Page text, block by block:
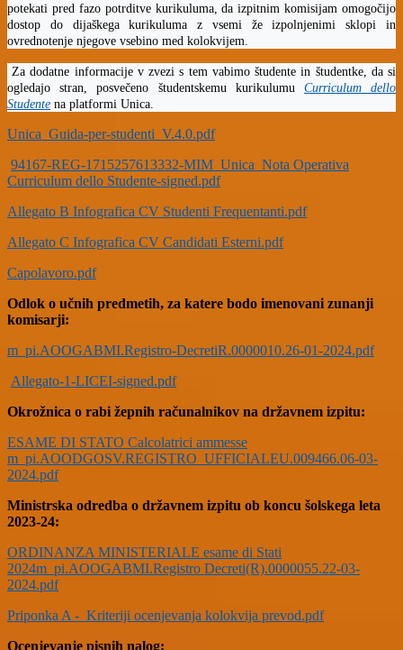
potekati pred fazo potrditve kurikuluma, da izpitnim komisijam omogočijo
dostop do dijaškega kurikuluma z vsemi že izpolnjenimi sklopi in
ovrednotenje njegove vsebino med kolokvijem.
Za dodatne informacije v zvezi s tem vabimo študente in študentke, da si
ogledajo stran, posvečeno študentskemu kurikulumu Curriculum dello
Studente na platformi Unica.
Unica_Guida-per-studenti_V.4.0.pdf
94167-REG-1715257613332-MIM_Unica_Nota Operativa
Curriculum dello Studente-signed.pdf
Allegato B Infografica CV Studenti Frequentanti.pdf
Allegato C Infografica CV Candidati Esterni.pdf
Capolavoro.pdf
Odlok o učnih predmetih, za katere bodo imenovani zunanji
komisarji:
m_pi.AOOGABMI.Registro-DecretiR.0000010.26-01-2024.pdf
Allegato-1-LICEI-signed.pdf
Okrožnica o rabi žepnih računalnikov na državnem izpitu:
ESAME DI STATO Calcolatrici ammesse
m_pi.AOODGOSV.REGISTRO_UFFICIALEU.009466.06-03-
2024.pdf
Ministrska odredba o državnem izpitu ob koncu šolskega leta
2023-24:
ORDINANZA MINISTERIALE esame di Stati
2024m_pi.AOOGABMI.Registro Decreti(R).0000055.22-03-
2024.pdf
Priponka A - Kriteriji ocenjevanja kolokvija prevod.pdf
Ocenjevanje pisnih nalog: